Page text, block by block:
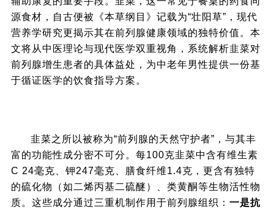
源食材，自古便被《本草纲目》记载为“壮阳草”，现代
营养学研究更揭示其在前列腺健康领域的独特价值。本
文将从中医理论与现代医学双重视角，系统解析韭菜对
前列腺增生患者的具体益处，为中老年男性提供一份基
于循证医学的饮食指导方案。
韭菜之所以被称为“前列腺的天然守护者”，与其丰
富的功能性成分密不可分。每100克韭菜中含有维生素
C 24毫克、钾247毫克、膳食纤维1.4克，更含有独特
的硫化物（如二烯丙基二硫醚）、类黄酮等生物活性物
质。这些成分通过三重机制作用于前列腺组织： 一是抗